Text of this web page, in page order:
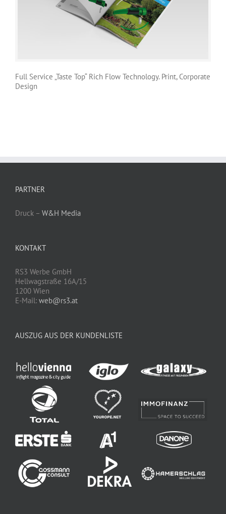
Full Service „Taste Top“ Rich Flow Technology. Print, Corporate
Design
PARTNER
Druck – W&H Media
KONTAKT
RS3 Werbe GmbH
Hellwagstraße 16A/15
1200 Wien
E-Mail: web@rs3.at
AUSZUG AUS DER KUNDENLISTE